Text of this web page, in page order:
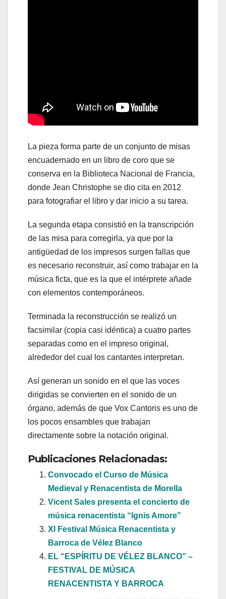
La pieza forma parte de un conjunto de misas
encuadernado en un libro de coro que se
conserva en la Biblioteca Nacional de Francia,
donde Jean Christophe se dio cita en 2012
para fotografiar el libro y dar inicio a su tarea.
La segunda etapa consistió en la transcripción
de las misa para corregirla, ya que por la
antigüedad de los impresos surgen fallas que
es necesario reconstruir, así como trabajar en la
música ficta, que es la que el intérprete añade
con elementos contemporáneos.
Terminada la reconstrucción se realizó un
facsimilar (copia casi idéntica) a cuatro partes
separadas como en el impreso original,
alrededor del cual los cantantes interpretan.
Así generan un sonido en el que las voces
dirigidas se convierten en el sonido de un
órgano, además de que Vox Cantoris es uno de
los pocos ensambles que trabajan
directamente sobre la notación original.
Publicaciones Relacionadas:
Convocado el Curso de Música
Medieval y Renacentista de Morella
Vicent Sales presenta el concierto de
música renacentista “Ignis Amore”
XI Festival Música Renacentista y
Barroca de Vélez Blanco
EL “ESPÍRITU DE VÉLEZ BLANCO” –
FESTIVAL DE MÚSICA
RENACENTISTA Y BARROCA